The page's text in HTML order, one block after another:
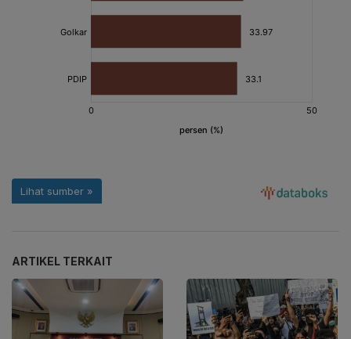
ARTIKEL TERKAIT